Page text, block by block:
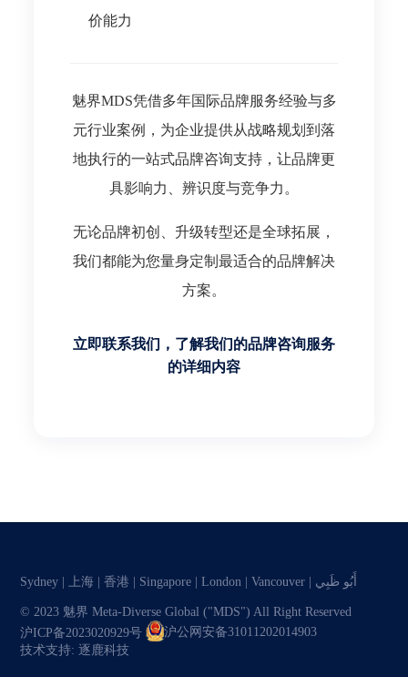
价能力
魅界MDS凭借多年国际品牌服务经验与多
元行业案例，为企业提供从战略规划到落
地执行的一站式品牌咨询支持，让品牌更
具影响力、辨识度与竞争力。
无论品牌初创、升级转型还是全球拓展，
我们都能为您量身定制最适合的品牌解决
方案。
立即联系我们，了解我们的品牌咨询服务
的详细内容
Sydney |上海 | 香港 | Singapore | London | Vancouver | أَبُو ظَبِي
© 2023 魅界 Meta-Diverse Global ("MDS") All Right Reserved
沪ICP备2023020929号
沪公网安备31011202014903
技术支持: 逐鹿科技